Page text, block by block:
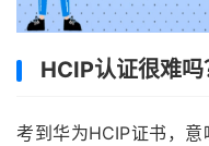
HCIP认证很难吗
考到华为HCIP证书，